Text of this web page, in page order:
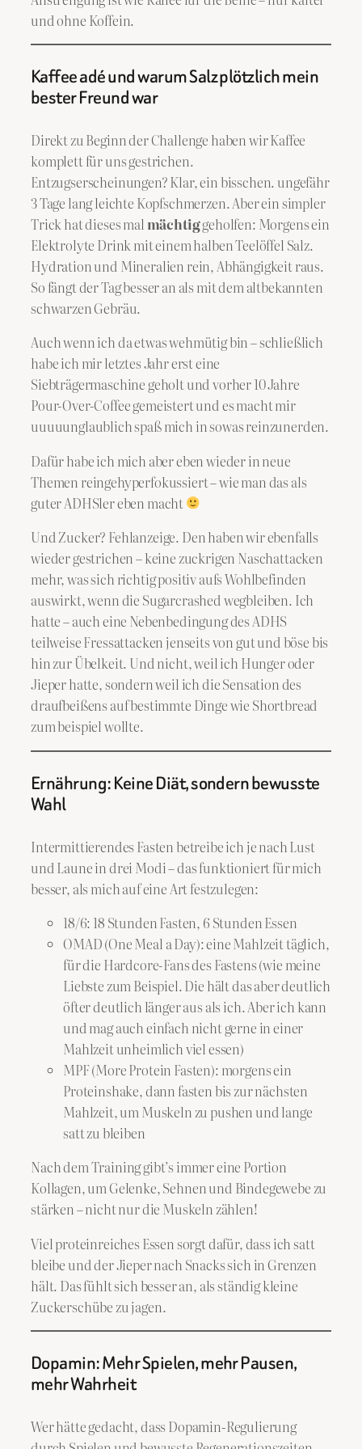
und ohne Koffein.
Kaffee adé und warum Salz plötzlich mein
bester Freund war
Direkt zu Beginn der Challenge haben wir Kaffee
komplett für uns gestrichen.
Entzugserscheinungen? Klar, ein bisschen. ungefähr
3 Tage lang leichte Kopfschmerzen. Aber ein simpler
Trick hat dieses mal mächtiggeholfen: Morgens ein
Elektrolyte Drink mit einem halben Teelöffel Salz.
Hydration und Mineralien rein, Abhängigkeit raus.
So fängt der Tag besser an als mit dem altbekannten
schwarzen Gebräu.
Auch wenn ich da etwas wehmütig bin – schließlich
habe ich mir letztes Jahr erst eine
Siebträgermaschine geholt und vorher 10 Jahre
Pour-Over-Coffee gemeistert und es macht mir
uuuuunglaublich spaß mich in sowas reinzunerden.
Dafür habe ich mich aber eben wieder in neue
Themen reingehyperfokussiert – wie man das als
guter ADHSler eben macht
Und Zucker? Fehlanzeige. Den haben wir ebenfalls
wieder gestrichen – keine zuckrigen Naschattacken
mehr, was sich richtig positiv aufs Wohlbefinden
auswirkt, wenn die Sugarcrashed wegbleiben. Ich
hatte – auch eine Nebenbedingung des ADHS
teilweise Fressattacken jenseits von gut und böse bis
hin zur Übelkeit. Und nicht, weil ich Hunger oder
Jieper hatte, sondern weil ich die Sensation des
draufbeißens auf bestimmte Dinge wie Shortbread
zum beispiel wollte.
Ernährung: Keine Diät, sondern bewusste
Wahl
Intermittierendes Fasten betreibe ich je nach Lust
und Laune in drei Modi – das funktioniert für mich
besser, als mich auf eine Art festzulegen:
18/6: 18 Stunden Fasten, 6 Stunden Essen
OMAD (One Meal a Day): eine Mahlzeit täglich,
für die Hardcore-Fans des Fastens (wie meine
Liebste zum Beispiel. Die hält das aber deutlich
öfter deutlich länger aus als ich. Aber ich kann
und mag auch einfach nicht gerne in einer
Mahlzeit unheimlich viel essen)
MPF (More Protein Fasten): morgens ein
Proteinshake, dann fasten bis zur nächsten
Mahlzeit, um Muskeln zu pushen und lange
satt zu bleiben
Nach dem Training gibt’s immer eine Portion
Kollagen, um Gelenke, Sehnen und Bindegewebe zu
stärken – nicht nur die Muskeln zählen!
Viel proteinreiches Essen sorgt dafür, dass ich satt
bleibe und der Jieper nach Snacks sich in Grenzen
hält. Das fühlt sich besser an, als ständig kleine
Zuckerschübe zu jagen.
Dopamin: Mehr Spielen, mehr Pausen,
mehr Wahrheit
Wer hätte gedacht, dass Dopamin-Regulierung